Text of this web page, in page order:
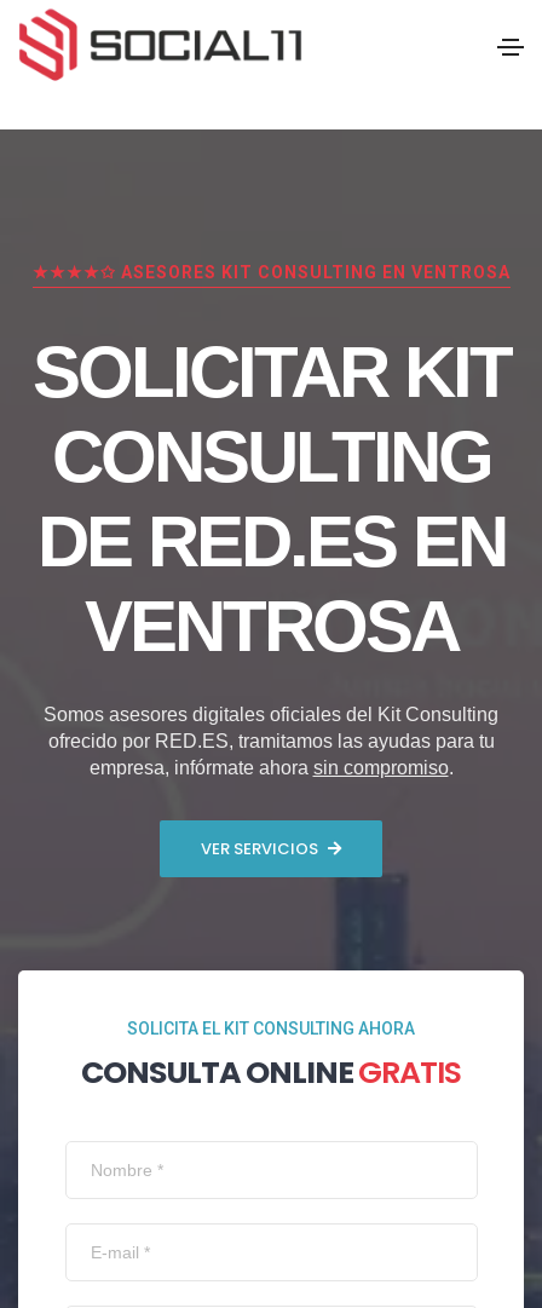
★★★★✩ ASESORES KIT CONSULTING EN VENTROSA
SOLICITAR KIT
CONSULTING
DE RED.ES EN
VENTROSA
Somos asesores digitales oficiales del Kit Consulting
ofrecido por RED.ES, tramitamos las ayudas para tu
empresa, infórmate ahora sin compromiso.
VER SERVICIOS
SOLICITA EL KIT CONSULTING AHORA
CONSULTA ONLINEGRATIS